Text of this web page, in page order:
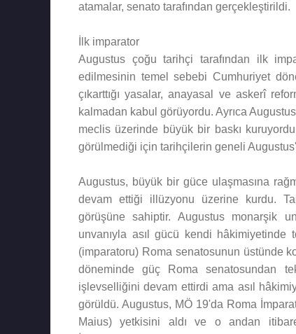
atamalar, senato tarafından gerçekleştirildi.
İlk imparator
Augustus çoğu tarihçi tarafından ilk
edilmesinin temel sebebi Cumhuriyet
çıkarttığı yasalar, anayasal ve askerî
kalmadan kabul görüyordu. Ayrıca
meclis üzerinde büyük bir baskı
görülmediği için tarihçilerin geneli
Augustus, büyük bir güce ulaşmasına
devam ettiği illüzyonu üzerine kurdu.
görüşüne sahiptir. Augustus monarşik
unvanıyla asıl gücü kendi
(imparatoru) Roma senatosunun üstünde
döneminde güç Roma senatosundan
işlevselliğini devam ettirdi ama asıl
görüldü. Augustus, MÖ 19'da Roma
Maius) yetkisini aldı ve o andan